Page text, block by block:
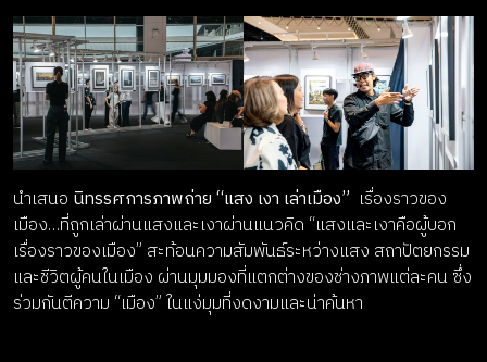
นำเสนอ นิทรรศการภาพถ่าย “แสง เงา เล่าเมือง” เรื่องราวของ
เมือง…ที่ถูกเล่าผ่านแสงและเงาผ่านแนวคิด “แสงและเงาคือผู้บอก
เรื่องราวของเมือง” สะท้อนความสัมพันธ์ระหว่างแสง สถาปัตยกรรม
และชีวิตผู้คนในเมือง ผ่านมุมมองที่แตกต่างของช่างภาพแต่ละคน ซึ่ง
ร่วมกันตีความ “เมือง” ในแง่มุมที่งดงามและน่าค้นหา